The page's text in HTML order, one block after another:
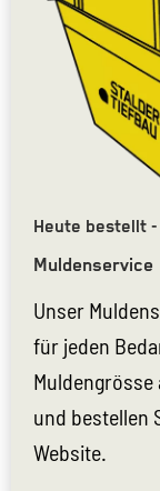
Heute bestellt
Muldenservice
Unser
für jeden
und bestellen
Website.